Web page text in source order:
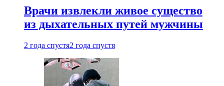
Врачи извлекли живое существо
из дыхательных путей мужчины
2 года спустя2 года спустя